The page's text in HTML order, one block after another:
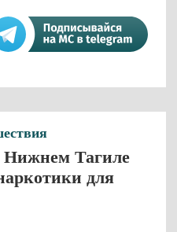
Тагиле
для